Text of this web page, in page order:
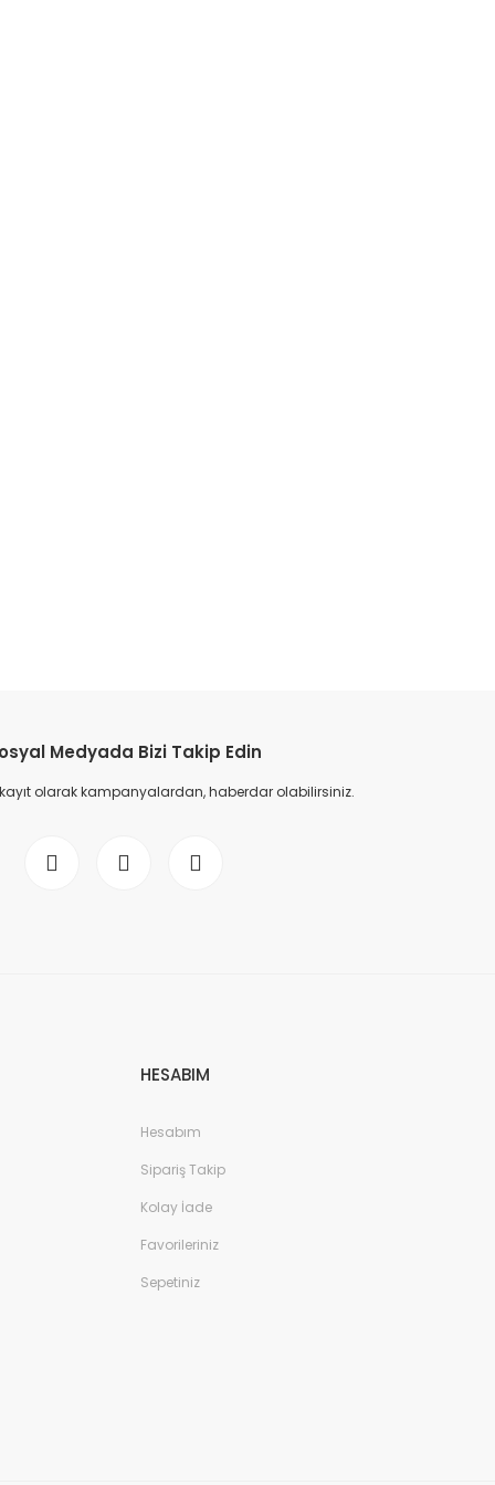
Medyada Bizi Takip Edin
olarak kampanyalardan, haberdar olabilirsiniz.
HESABIM
Hesabım
Sipariş Takip
Kolay İade
Favorileriniz
Sepetiniz